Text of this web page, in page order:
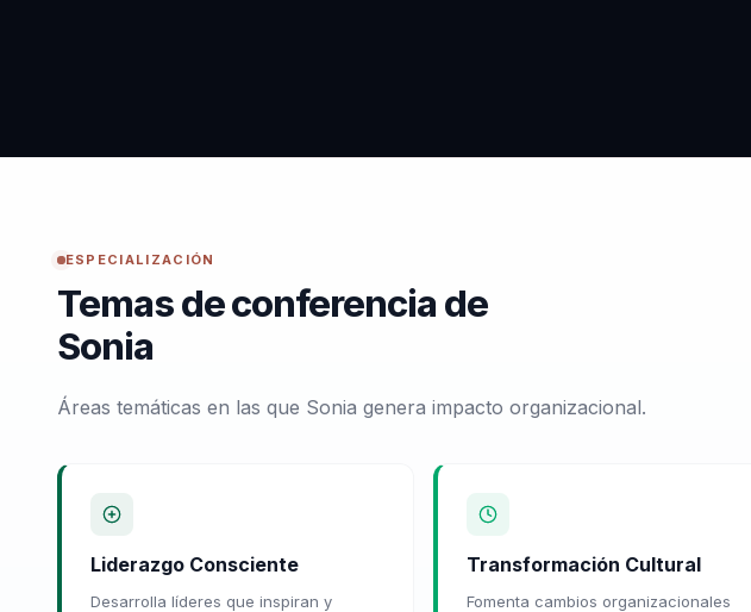
ESPECIALIZACIÓN
Temas de conferencia de
Sonia
Áreas temáticas en las que Sonia genera impacto organizacional.
Liderazgo Consciente
Desarrolla líderes que inspiran y
Transformación Cultural
Fomenta cambios organizacionales